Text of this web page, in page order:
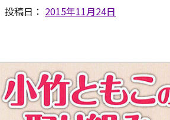
投稿日： 2015年11月24日